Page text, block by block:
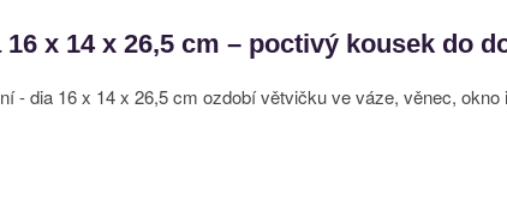
x 14 x 26,5 cm – poctivý kousek do
- dia 16 x 14 x 26,5 cm ozdobí větvičku ve váze, věnec, okno